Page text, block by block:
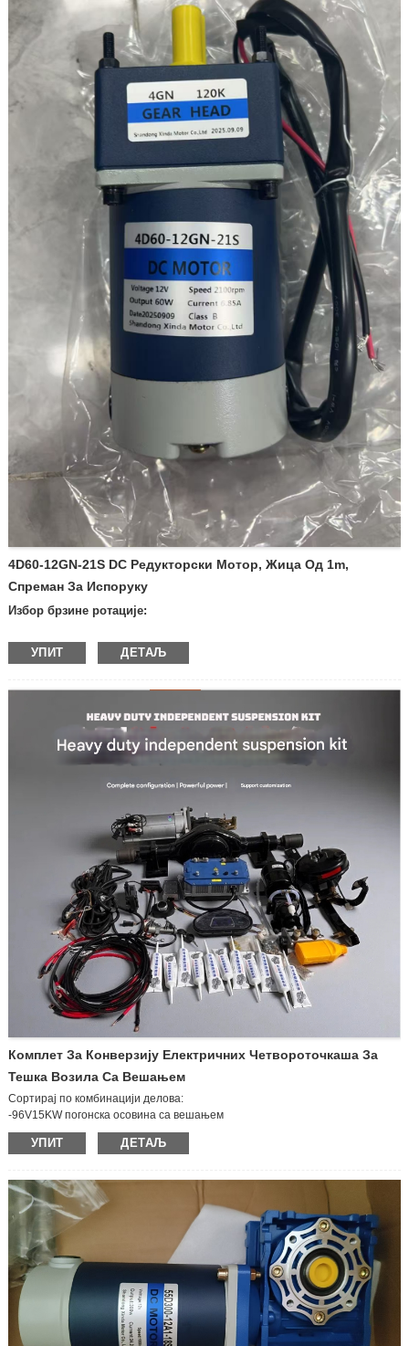
4D60-12GN-21S DC Редукторски Мотор, Жица Од 1m,
Спреман За Испоруку
Избор брзине ротације:
—600 о/мин
—400 о/мин
—200 обртаја у минути
—50 обртаја у минути
—30 обртаја у минути
Производ са кочницом или не:
— са кочницом
— Без кочнице
УПИТ ДЕТАЉ
Комплет За Конверзију Електричних Четвороточкаша За
Тешка Возила Са Вешањем
Сортирај по комбинацији делова:
-96V15KW погонска осовина са вешањем
-96V15KW контролер
- Вакуумске кочнице
-Брзина наизменичне мреже (укључујући кутију са осигурачима)
УПИТ ДЕТАЉ